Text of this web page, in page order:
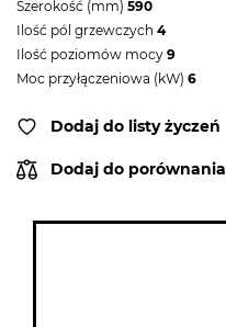
Szerokość (mm) 590
Ilość pól grzewczych 4
Ilość poziomów mocy 9
Moc przyłączeniowa (kW) 6
Dodaj do listy życzeń
Dodaj do porównania